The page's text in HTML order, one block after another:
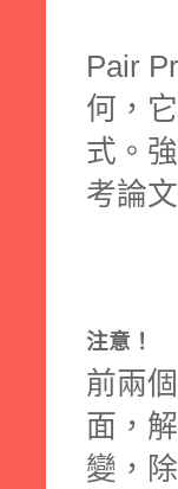
Pair
何，
式。
考論文
注意！
前兩
面，
變，